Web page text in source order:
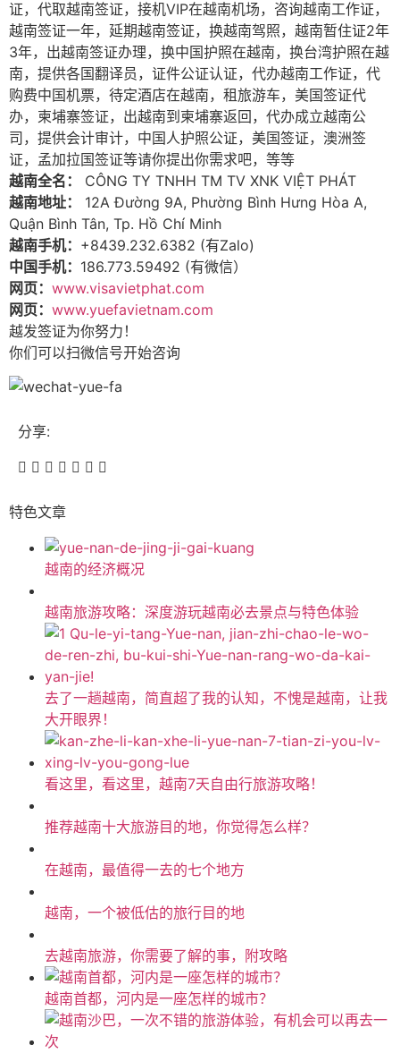
证，代取越南签证，接机VIP在越南机场，咨询越南工作证，
越南签证一年，延期越南签证，换越南驾照，越南暂住证2年
3年，出越南签证办理，换中国护照在越南，换台湾护照在越
南，提供各国翻译员，证件公证认证，代办越南工作证，代
购费中国机票，待定酒店在越南，租旅游车，美国签证代
办，柬埔寨签证，出越南到柬埔寨返回，代办成立越南公
司，提供会计审计，中国人护照公证，美国签证，澳洲签
证，孟加拉国签证等请你提出你需求吧，等等
越南全名：
CÔNG TY TNHH TM TV XNK VIỆT PHÁT
越南地址：
12A Đường 9A, Phường Bình Hưng Hòa A,
Quận Bình Tân, Tp. Hồ Chí Minh
越南手机： +8439.232.6382 (有Zalo)
中国手机： 186.773.59492 (有微信）
网页： www.visavietphat.com
网页： www.yuefavietnam.com
越发签证为你努力！
你们可以扫微信号开始咨询
分享:
特色文章
越南的经济概况
越南旅游攻略：深度游玩越南必去景点与特色体验
去了一趟越南，简直超了我的认知，不愧是越南，让我
大开眼界！
看这里，看这里，越南7天自由行旅游攻略！
推荐越南十大旅游目的地，你觉得怎么样？
在越南，最值得一去的七个地方
越南，一个被低估的旅行目的地
去越南旅游，你需要了解的事，附攻略
越南首都，河内是一座怎样的城市？